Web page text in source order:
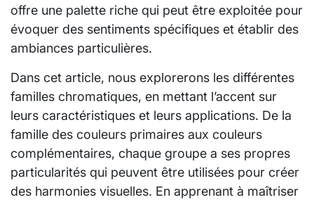
offre une palette riche qui peut être exploitée pour
évoquer des sentiments spécifiques et établir des
ambiances particulières.
Dans cet article, nous explorerons les différentes
familles chromatiques, en mettant l’accent sur
leurs caractéristiques et leurs applications. De la
famille des couleurs primaires aux couleurs
complémentaires, chaque groupe a ses propres
particularités qui peuvent être utilisées pour créer
des harmonies visuelles. En apprenant à maîtriser